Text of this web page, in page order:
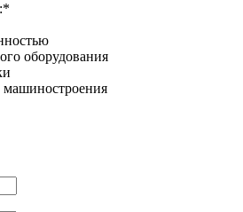
*
оборудования